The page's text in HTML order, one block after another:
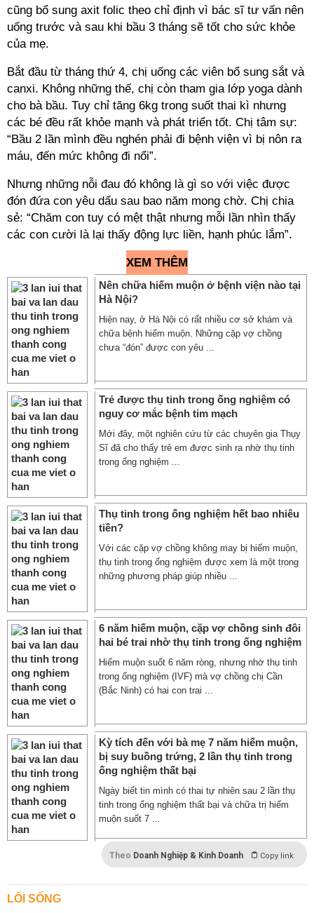
cũng bổ sung axit folic theo chỉ định vì bác sĩ tư vấn nên
uống trước và sau khi bầu 3 tháng sẽ tốt cho sức khỏe
của mẹ.
Bắt đầu từ tháng thứ 4, chị uống các viên bổ sung sắt và
canxi. Không những thế, chị còn tham gia lớp yoga dành
cho bà bầu. Tuy chỉ tăng 6kg trong suốt thai kì nhưng
các bé đều rất khỏe mạnh và phát triển tốt. Chị tâm sự:
“Bầu 2 lần mình đều nghén phải đi bệnh viện vì bị nôn ra
máu, đến mức không đi nổi”.
Nhưng những nỗi đau đó không là gì so với việc được
đón đứa con yêu dấu sau bao năm mong chờ. Chị chia
sẻ: “Chăm con tuy có mệt thật nhưng mỗi lần nhìn thấy
các con cười là lại thấy động lực liền, hạnh phúc lắm”.
XEM THÊM
Nên chữa hiếm muộn ở bệnh viện nào tại
Hà Nội?
Hiện nay, ở Hà Nội có rất nhiều cơ sở khám và
chữa bệnh hiếm muộn. Những cặp vợ chồng
chưa “đón” được con yêu ...
Trẻ được thụ tinh trong ống nghiệm có
nguy cơ mắc bệnh tim mạch
Mới đây, một nghiên cứu từ các chuyên gia Thụy
Sĩ đã cho thấy trẻ em được sinh ra nhờ thụ tinh
trong ống nghiệm ...
Thụ tinh trong ống nghiệm hết bao nhiêu
tiền?
Với các cặp vợ chồng không may bị hiếm muộn,
thụ tinh trong ống nghiệm được xem là một trong
những phương pháp giúp nhiều ...
6 năm hiếm muộn, cặp vợ chồng sinh đôi
hai bé trai nhờ thụ tinh trong ống nghiệm
Hiếm muộn suốt 6 năm ròng, nhưng nhờ thụ tinh
trong ống nghiệm (IVF) mà vợ chồng chị Cần
(Bắc Ninh) có hai con trai ...
Kỳ tích đến với bà mẹ 7 năm hiếm muộn,
bị suy buồng trứng, 2 lần thụ tinh trong
ống nghiệm thất bại
Ngày biết tin mình có thai tự nhiên sau 2 lần thụ
tinh trong ống nghiệm thất bại và chữa trị hiếm
muộn suốt 7 ...
Theo Doanh Nghiệp & Kinh Doanh Copy link
LỐI SỐNG